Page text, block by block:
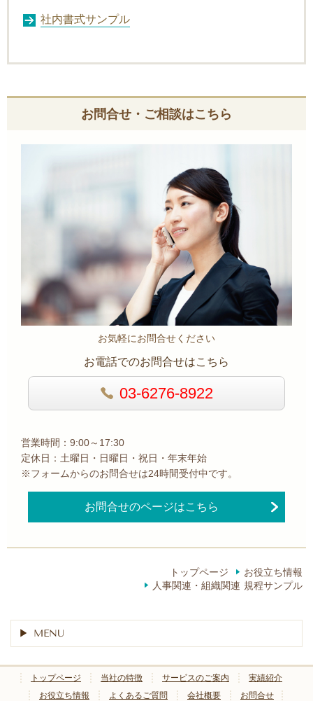
社内書式サンプル
お問合せ・ご相談はこちら
お気軽にお問合せください
お電話でのお問合せはこちら
03-6276-8922
営業時間：9:00～17:30
定休日：土曜日・日曜日・祝日・年末年始
※フォームからのお問合せは24時間受付中です。
お問合せのページはこちら
トップページ
お役立ち情報
人事関連・組織関連 規程サンプル
MENU
トップページ 当社の特徴 サービスのご案内
実績紹介
お役立ち情報
よくあるご質問 会社概要 お問合せ